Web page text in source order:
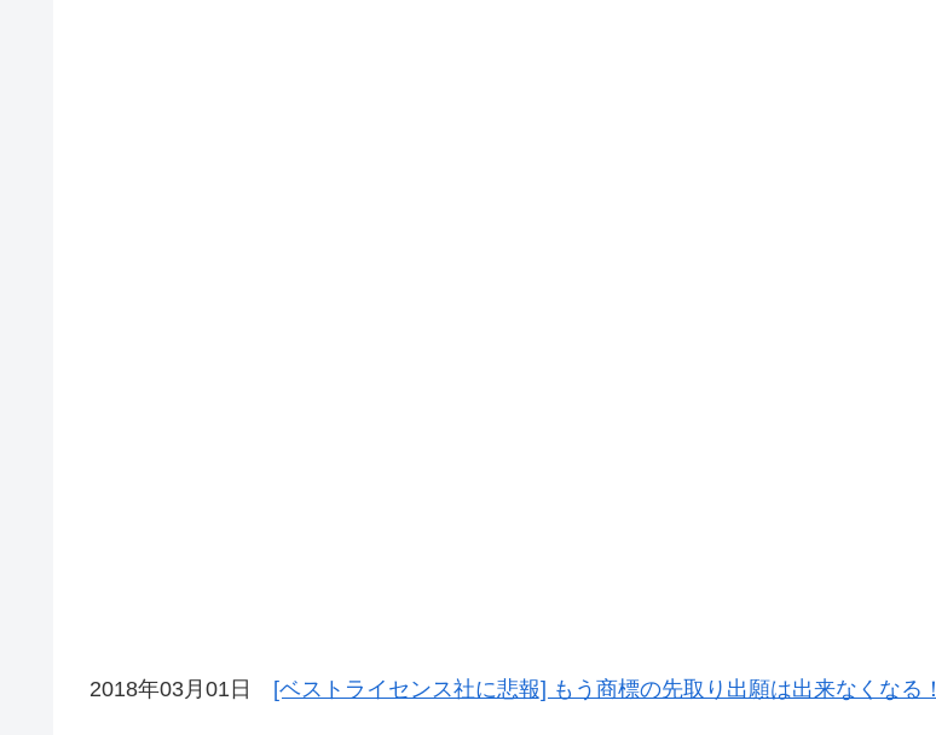
2018年03月01日 [ベストライセンス社に悲報] もう商標の先取り出願は出来なくなる！